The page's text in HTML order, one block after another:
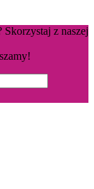
z naszej